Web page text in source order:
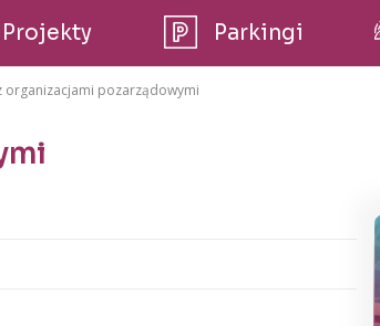
Projekty Parkingi
organizacjami pozarządowymi